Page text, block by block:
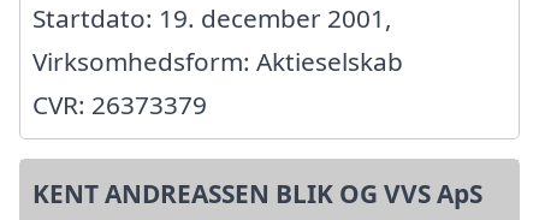
Startdato: 19. december 2001,
Virksomhedsform: Aktieselskab
CVR: 26373379
KENT ANDREASSEN BLIK OG VVS ApS